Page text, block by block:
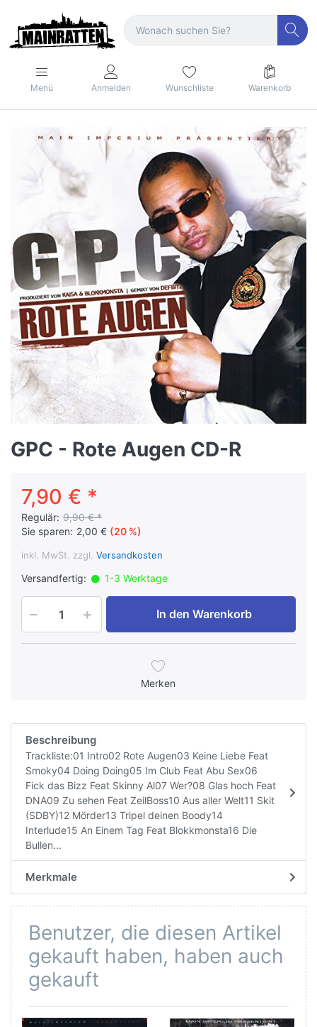
Menü Anmelden Wunschliste Warenkorb
GPC - Rote Augen CD-R
7,90 € *
Regulär: 9,90 € *
Sie sparen: 2,00 € (20 %)
inkl. MwSt. zzgl. Versandkosten
Versandfertig: 1-3 Werktage
In den Warenkorb
Merken
Beschreibung
Trackliste:01 Intro02 Rote Augen03 Keine Liebe Feat
Smoky04 Doing Doing05 Im Club Feat Abu Sex06
Fick das Bizz Feat Skinny Al07 Wer?08 Glas hoch Feat
DNA09 Zu sehen Feat ZeilBoss10 Aus aller Welt11 Skit
(SDBY)12 Mörder13 Tripel deinen Boody14
Interlude15 An Einem Tag Feat Blokkmonsta16 Die
Bullen...
Merkmale
Benutzer, die diesen Artikel
gekauft haben, haben auch
gekauft